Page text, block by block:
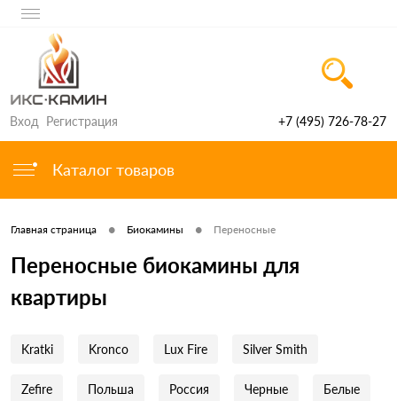
Вход Регистрация +7 (495) 726-78-27
Каталог товаров
Главная страница • Биокамины • Переносные
Переносные биокамины для
квартиры
Kratki Kronco Lux Fire Silver Smith
Zefire Польша Россия Черные Белые